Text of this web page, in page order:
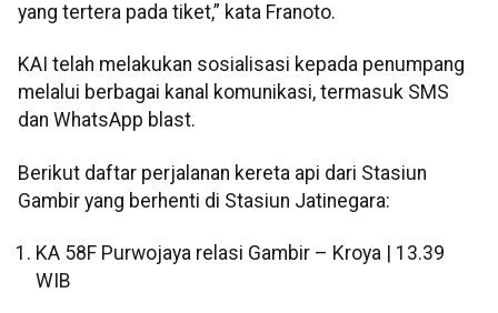
yang tertera pada tiket,” kata Franoto.
KAI telah melakukan sosialisasi kepada penumpang
melalui berbagai kanal komunikasi, termasuk SMS
dan WhatsApp blast.
Berikut daftar perjalanan kereta api dari Stasiun
Gambir yang berhenti di Stasiun Jatinegara:
KA 58F Purwojaya relasi Gambir – Kroya | 13.39
WIB